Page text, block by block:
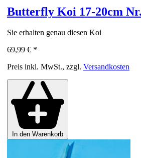
Butterfly Koi 17-20cm
Sie erhalten genau diesen Koi
69,99 € *
Preis inkl. MwSt., zzgl. Versandkosten
In den Warenkorb